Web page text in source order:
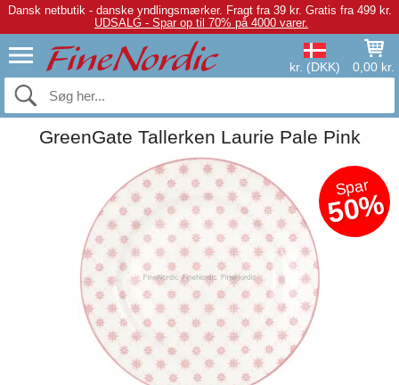
Dansk netbutik - danske yndlingsmærker. Fragt fra 39 kr. Gratis fra 499 kr.
UDSALG - Spar op til 70% på 4000 varer.
kr. (DKK) 0,00 kr.
GreenGate Tallerken Laurie Pale Pink
Spar
50%